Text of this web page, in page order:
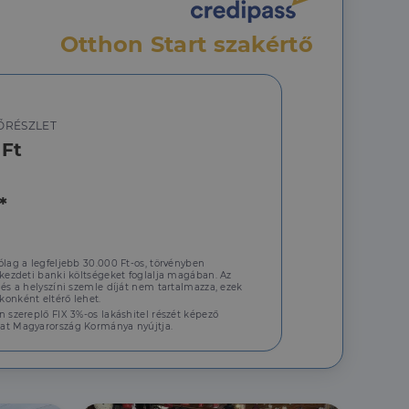
Otthon Start szakértő
a legfeljebb 30.000 Ft-os, törvényben
banki költségeket foglalja magában. Az
a helyszíni szemle díját nem tartalmazza, ezek
eltérő lehet.
szereplő FIX 3%-os lakáshitel részét képező
Magyarország Kormánya nyújtja.
és a
való
a látogatói cookie-
a Cookie-
hogy a tárolt